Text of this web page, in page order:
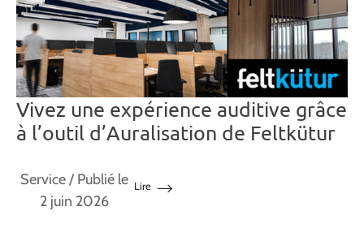
Vivez une expérience auditive grâce
à l’outil d’Auralisation de Feltkütur
Service/ Publié le
2 juin 2026
Lire